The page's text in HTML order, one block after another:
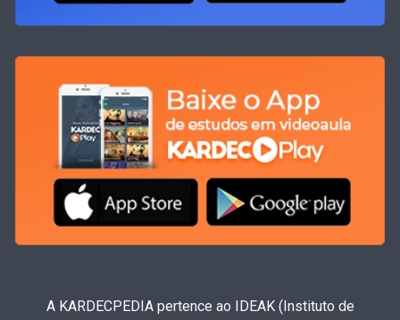
A KARDECPEDIA pertence ao IDEAK (Instituto de